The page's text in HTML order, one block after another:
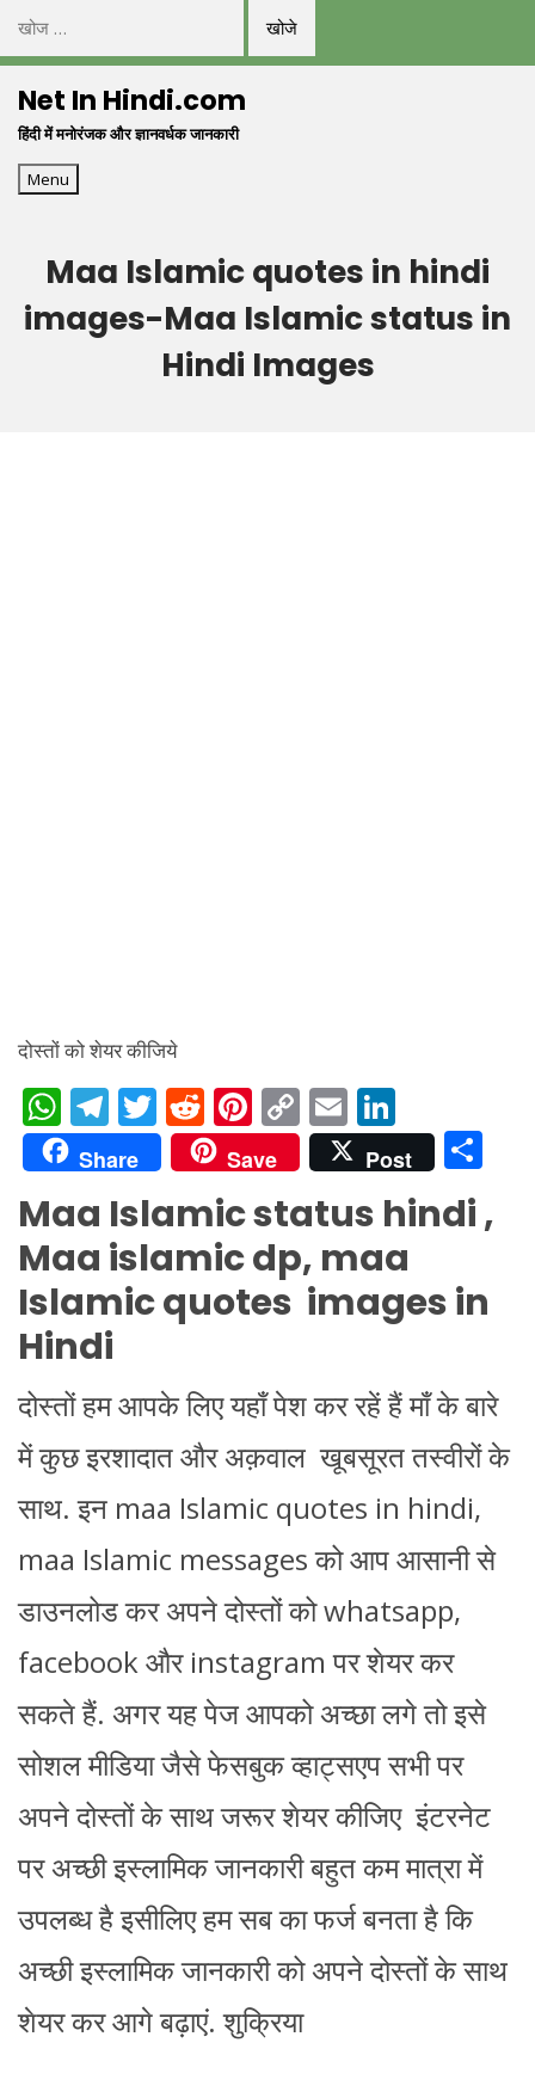
निम्न
को
खोजें:Net In Hindi.com
हिंदी में मनोरंजक और ज्ञानवर्धक जानकारी
Menu
Maa Islamic quotes in hindi
images-Maa Islamic status in
Hindi Images
दोस्तों को शेयर कीजिये
W
h
at
s
A
p
p
T
el
e
gr
a
m
T
w
itt
er
R
e
d
di
t
Pi
nt
er
e
st
C
o
p
y
Li
n
E
m
ai
l
n
k
e
dI
n
Share Save Post
ar
Maa Islamic status hindi ,
Maa islamic dp, maa
Islamic quotes images in
Hindi
दोस्तों हम आपके लिए यहाँ पेश कर रहें हैं माँ के बारे
में कुछ इरशादात और अक़वाल खूबसूरत तस्वीरों के
साथ. इन maa Islamic quotes in hindi,
maa Islamic messages को आप आसानी से
डाउनलोड कर अपने दोस्तों को whatsapp,
facebook और instagram पर शेयर कर
सकते हैं. अगर यह पेज आपको अच्छा लगे तो इसे
सोशल मीडिया जैसे फेसबुक व्हाट्सएप सभी पर
अपने दोस्तों के साथ जरूर शेयर कीजिए इंटरनेट
पर अच्छी इस्लामिक जानकारी बहुत कम मात्रा में
उपलब्ध है इसीलिए हम सब का फर्ज बनता है कि
अच्छी इस्लामिक जानकारी को अपने दोस्तों के साथ
शेयर कर आगे बढ़ाएं. शुक्रिया